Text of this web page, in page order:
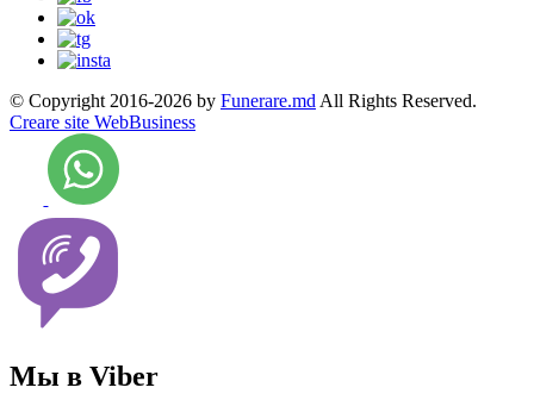
© Copyright 2016-2026 by Funerare.md All Rights Reserved.
Creare site WebBusiness
Мы в Viber